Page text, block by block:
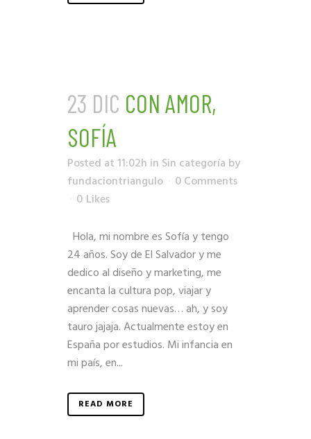
23 DIC CON AMOR,
SOFÍA
Posted at 11:02h in Sin categoría by
fundaciontriangulo
0 Comments
0 Likes
Hola, mi nombre es Sofía y tengo
24 años. Soy de El Salvador y me
dedico al diseño y marketing, me
encanta la cultura pop, viajar y
aprender cosas nuevas… ah, y soy
tauro jajaja. Actualmente estoy en
España por estudios. Mi infancia en
mi país, en...
READ MORE